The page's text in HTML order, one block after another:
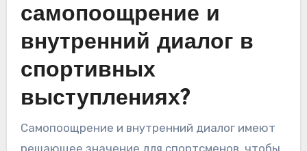
самопоощрение и
внутренний диалог в
спортивных
выступлениях?
Самопоощрение и внутренний диалог имеют